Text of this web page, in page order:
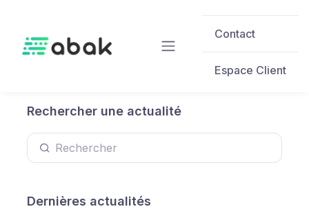
Contact
Espace Client
Rechercher une actualité
Dernières actualités